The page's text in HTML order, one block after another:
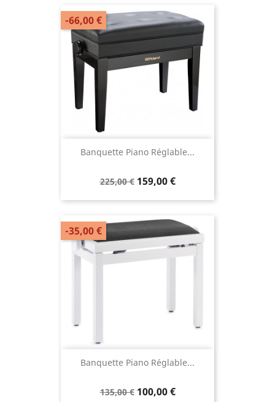
Banquette Piano Réglable...
225,00 € 159,00 €
-66,00 €
Banquette Piano Réglable...
135,00 € 100,00 €
-35,00 €